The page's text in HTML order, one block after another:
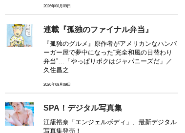
2026年08月09日
連載『孤独のファイナル弁当』
『孤独のグルメ』原作者がアメリカンなハンバ
ーガー屋で夢中になった“完全和風の日替わり
弁当”…「やっぱりボクはジャパニーズだ」／
久住昌之
2026年08月09日
SPA！デジタル写真集
江籠裕奈「エンジェルボディ」、最新デジタル
写真集発売！